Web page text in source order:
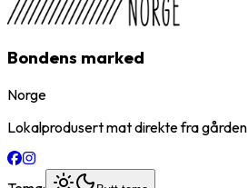
Bondens marked
Norge
Lokalprodusert mat direkte fra gården